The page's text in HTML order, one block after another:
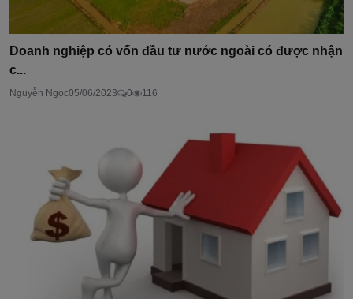
Doanh nghiệp có vốn đầu tư nước ngoài có được nhận
c...
Nguyễn Ngọc05/06/2023 0 116